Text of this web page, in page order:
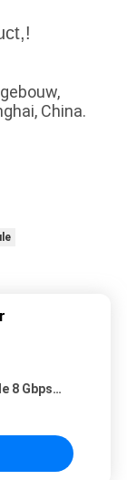
China.
8 Gbps